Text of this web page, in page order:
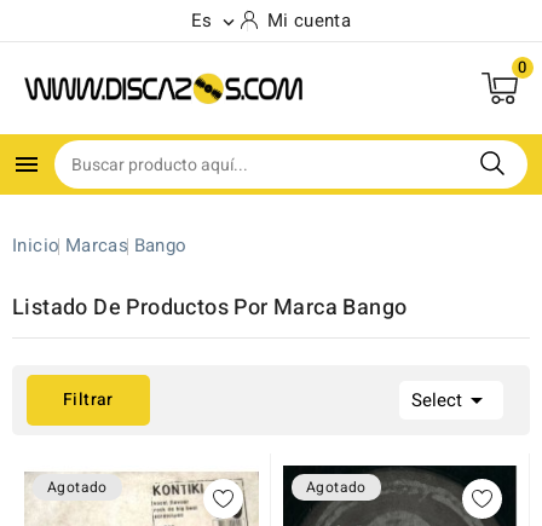
Es  Mi cuenta
0

Inicio Marcas Bango
Listado De Productos Por Marca Bango
Filtrar Select 
Agotado Agotado